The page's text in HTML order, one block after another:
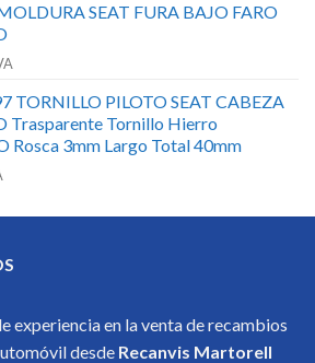
SEAT FURA BAJO FARO
TORNILLO PILOTO SEAT CABEZA
Trasparente Tornillo Hierro
Rosca 3mm Largo Total 40mm
experiencia en la venta de recambios
desde Recanvis Martorell